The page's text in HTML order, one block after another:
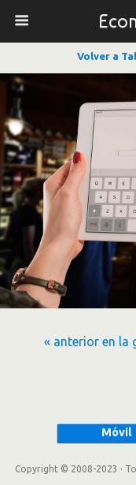
Volver a
« anterior en la
Móvil
Copyright © 2008-2023 ·